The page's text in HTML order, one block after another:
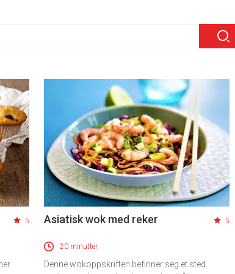
5 Asiatisk wok med reker 5
20 minutter
Denne wokoppskriften befinner seg et sted